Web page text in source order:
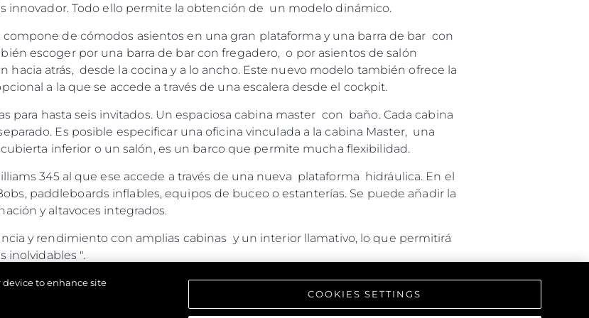
innovador. Todo ello permite la obtención de un modelo dinámico.
de cómodos asientos en una gran plataforma y una barra de bar con
escoger por una barra de bar con fregadero, o por asientos de salón
hacia atrás, desde la cocina y a lo ancho. Este nuevo modelo también ofrece la
a la que se accede a través de una escalera desde el cockpit.
para hasta seis invitados. Un espaciosa cabina master con baño. Cada cabina
Es posible especificar una oficina vinculada a la cabina Master, una
inferior o un salón, es un barco que permite mucha flexibilidad.
345 al que ese accede a través de una nueva plataforma hidráulica. En el
paddleboards inflables, equipos de buceo o estanterías. Se puede añadir la
y altavoces integrados.
y rendimiento con amplias cabinas y un interior llamativo, lo que permitirá
inolvidables ".
device to enhance site
COOKIES SETTINGS